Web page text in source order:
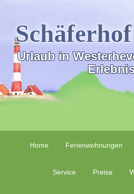
Urlaub in
Home Ferienwohnungen
Service Preise